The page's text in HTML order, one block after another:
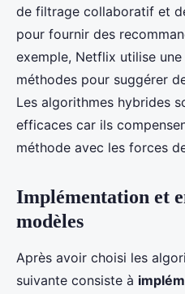
de filtrage collaboratif et
pour fournir des
exemple, Netflix utilise
méthodes pour suggérer
Les algorithmes hybrides
efficaces car ils
méthode avec les forces
Implémentation et
modèles
Après avoir choisi les
suivante consiste à